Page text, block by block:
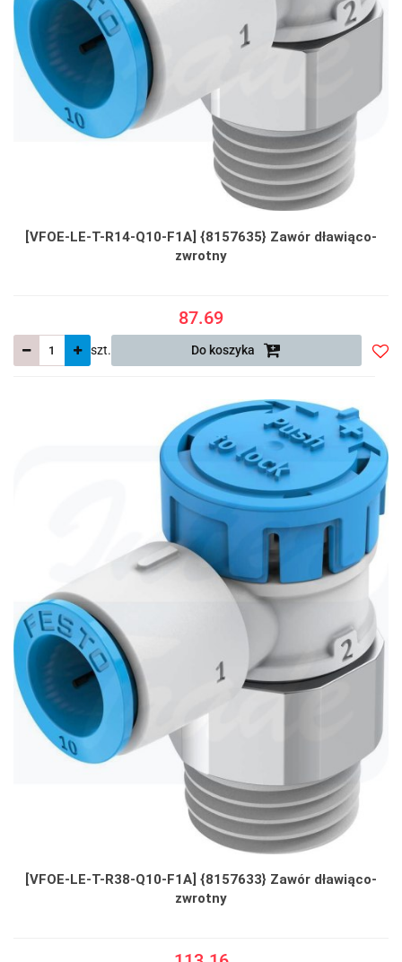
[VFOE-LE-T-R14-Q10-F1A] {8157635} Zawór dławiąco-
zwrotny
87.69
szt. Do koszyka
[VFOE-LE-T-R38-Q10-F1A] {8157633} Zawór dławiąco-
zwrotny